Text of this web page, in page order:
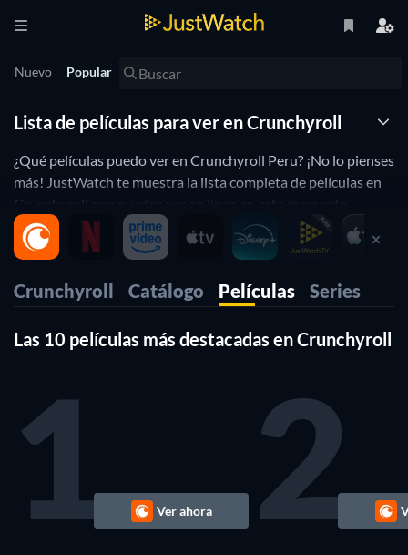
Nuevo Popular
Lista de películas para ver en Crunchyroll
¿Qué películas puedo ver en Crunchyroll Peru? ¡No lo pienses
más! JustWatch te muestra la lista completa de películas en
Crunchyroll que puedes ver en línea en este momento.
Organizamos esta lista de películas de Crunchyroll por
popularidad para ayudarte a elegir las mejores películas para
comedia? Simplemente usa nuestros filtros a continuación
para encontrar películas o series en base a tus preferencias.
¡Sí, es así de simple!.
Crunchyroll Catálogo Películas Series
Las 10 películas más destacadas en Crunchyroll
1 Ver ahora 2